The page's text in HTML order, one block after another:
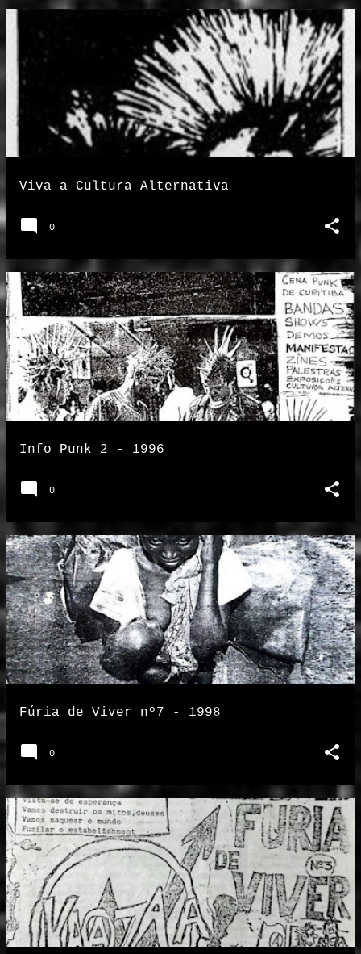
Viva a Cultura Alternativa
0
Info Punk 2 - 1996
0
Fúria de Viver nº7 - 1998
0